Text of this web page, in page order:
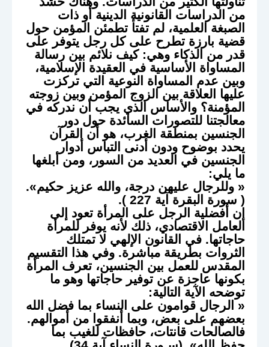
من الدراسات القانونية الدينية أو ذات
الصبغة العلمية، لم تفتأ تطمئن المؤمن حول
قضية بارزة تطرح على كل رجل يتوفر على
قدر من الذكاء وهي: كيف نلائم بين رسالة
المساواة الأساسية في العقيدة الإسلامية،
وبين عدم المساواة النوعية التي تركزت
عليها العلاقة بين الزوج المؤمن وبين زوجته
المؤمنة؟ والأساس الذي يجب أن ندركه في
معالجتنا للتصورات السائدة حول دور
الجنسين بمنطقة الغرب، هو أن القرآن
يحدد بوضوح ودون أدنى التباس أدوار
الجنسين في العديد من السور، ومن أبلغها
ما يلي:
« وللرجال عليهن درجة، والله عزيز حكيم».
( سورة البقرة آية 227 ).
إن أفضلية الرجل على المرأة تعود إلى
العامل الاقتصادي، ذلك لأنه يوفر للمرأة
حاجاتها. في القانون الإلهي لا تمتلك
الثروات بطريقة مباشرة. وفي هذا التقسيم
المقدس للعمل بين الجنسين، تعرف المرأة
بكونها عاجزة عن توفير حاجاتها وهو ما
توضحه الآية التالية:
« الرجال قوامون على النساء بما فضل الله
بعضهم على بعض، وبما أنفقوا من أموالهم.
فالصالحات قانتات، حافظات للغيب بما